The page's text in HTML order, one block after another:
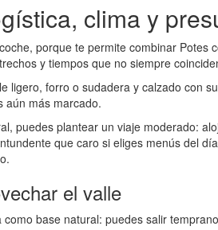
clima y
porque te permite combinar
y tiempos que no siempre
ligero, forro o sudadera y calzado con
aún más marcado.
puedes plantear un viaje moderado:
que caro si eliges menús del
el valle
como base natural: puedes salir